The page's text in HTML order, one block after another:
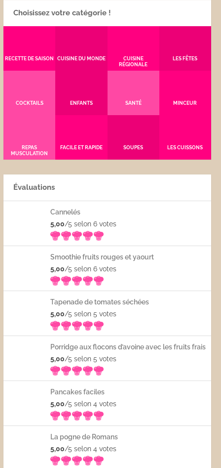
Choisissez votre catégorie !
RECETTE DE SAISON CUISINE DU MONDE
CUISINE
RÉGIONALE
LES FÊTES
COCKTAILS ENFANTS SANTÉ MINCEUR
REPAS
MUSCULATION
FACILE ET RAPIDE SOUPES LES CUISSONS
Évaluations
Cannelés
5,00/5 selon 6votes
Smoothie fruits rouges et yaourt
5,00/5 selon 6votes
Tapenade de tomates séchées
5,00/5 selon 5votes
Porridge aux flocons d’avoine avec les fruits frais
5,00/5 selon 5votes
Pancakes faciles
5,00/5 selon 4votes
La pogne de Romans
5,00/5 selon 4votes